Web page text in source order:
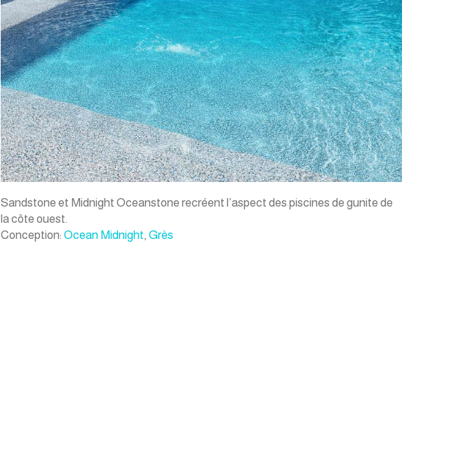
Sandstone et Midnight Oceanstone recréent l’aspect des piscines de gunite de
la côte ouest​.
Conception:Ocean Midnight ,Grès